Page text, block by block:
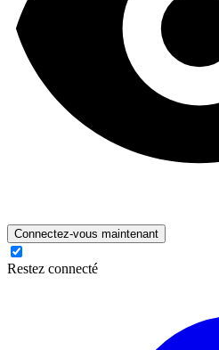
Connectez-vous maintenant
Restez connecté